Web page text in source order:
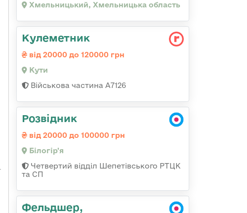
Хмельницький, Хмельницька область
Кулеметник
від 20000 до 120000 грн
Кути
Військова частина А7126
Розвідник
від 20000 до 100000 грн
Білогір'я
Четвертий відділ Шепетівського РТЦК
та СП
Фельдшер,